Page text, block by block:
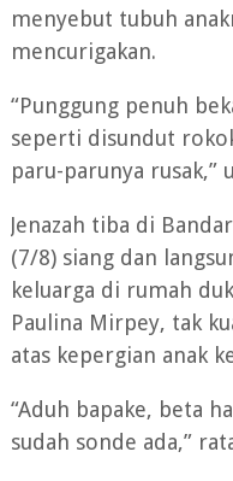
menyebut tubuh
mencurigakan.
“Punggung penuh
seperti disundut
paru-parunya rusak,”
Jenazah tiba di
(7/8) siang dan
keluarga di rumah
Paulina Mirpey, tak
atas kepergian anak
“Aduh bapake, beta
sudah sonde ada,”